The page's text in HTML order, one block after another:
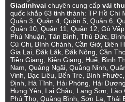
Giadinhvai chuyên cung cấpvải
quốc khắp 63 tỉnh thành: TP Hồ Chí
Quận 3, Quận 4, Quận 5, Quận 6,
Quận 10, Quận 11, Quận 12, Gò
Phú Nhuận, Tân Bình, Thủ Đức,
Củ Chi, Bình Chánh, Cần Giờ, Biên
Gia Lai, Đăk Lăk, Đăk Nông, Cần
Tiền Giang, Kiên Giang, Huế, Bình
Nam, Quảng Ngãi, Quảng Ninh,
Vinh, Bạc Liêu, Bến Tre, Bình
Định, Hà Tĩnh, Hải Phòng, Hải
Hưng Yên, Lai Châu, Lạng Sơn, Lào
Phú Thọ, Quảng Bình, Sơn La, Thái